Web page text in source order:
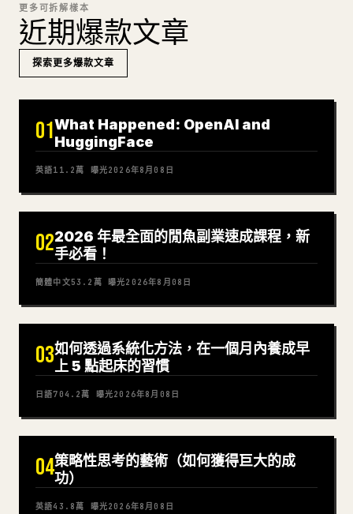
更多可拆解樣本
近期爆款文章
探索更多爆款文章
01What Happened: OpenAI and
HuggingFace
英語11.2萬 曝光2026年8月08日
022026 年最全面的閒魚副業速成課程，新
手必看！
簡體中文53.2萬 曝光2026年8月08日
03如何透過系統化方法，在一個月內養成早
上 5 點起床的習慣
日語704.2萬 曝光2026年8月08日
04策略性思考的藝術（如何獲得巨大的成
功）
英語43.8萬 曝光2026年8月08日